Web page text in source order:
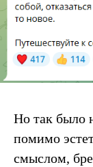
Но так было
помимо
смыслом,